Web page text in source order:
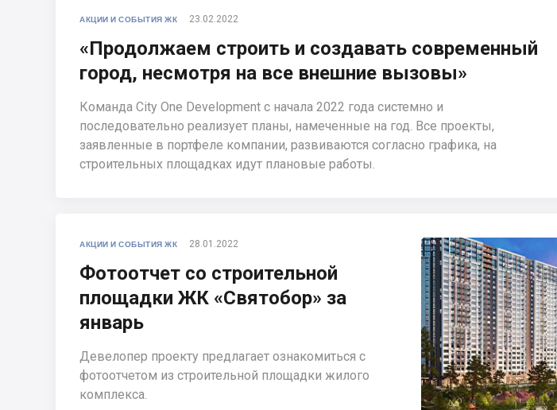
АКЦИИ И СОБЫТИЯ ЖК 23.02.2022
«Продолжаем строить и создавать современный
город, несмотря на все внешние вызовы»
Команда City One Development с начала 2022 года системно и
последовательно реализует планы, намеченные на год. Все проекты,
заявленные в портфеле компании, развиваются согласно графика, на
строительных площадках идут плановые работы.
АКЦИИ И СОБЫТИЯ ЖК 28.01.2022
Фотоотчет со строительной
площадки ЖК «Святобор» за
январь
Девелопер проекту предлагает ознакомиться с
фотоотчетом из строительной площадки жилого
комплекса.